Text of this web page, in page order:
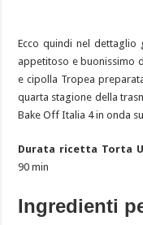
Ecco quindi nel
appetitoso e buonissimo
e cipolla Tropea
quarta stagione della
Bake Off Italia 4 in onda
Durata ricetta Torta
90 min
Ingredienti